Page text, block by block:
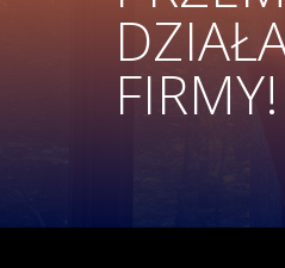
FIRMY!